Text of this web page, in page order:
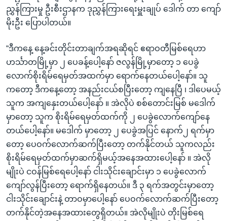
ညွှန်ကြားမှု ဦးစီးဌာနက ဒုညွှန်ကြားရေးမှူးချုပ် ဒေါက် တာ ကျော်
မိုးဦး ပြောပါတယ်။
“ဒီကနေ့ နေ့ခင်းတိုင်းတာချက်အရဆိုရင် ဧရာဝတီမြစ်ရေဟာ
ဟင်္သာတမြို့မှာ ၂ ပေခန့်ပေါ့နော် ဇလွန်မြို့မှာတော့ ၁ ပေခွဲ
လောက်စိုးရိမ်ရေမှတ်အထက်မှာ ရောက်နေတယ်ပေါ့နော်။ သူ
ကတော့ ဒီကနေ့တော့ အနည်းငယ်စပြီးတော့ ကျနေပြီ ၊ ဒါပေမယ့်
သူက အကျနှေးတယ်ပေါ့နော် ။ အဲလိုပဲ စစ်တောင်းမြစ် မဒေါက်
မှာတော့ သူက စိုးရိမ်ရေမှတ်ထက်ကို ၂ ပေခွဲလောက်ကျော်နေ
တယ်ပေါ့နော်။ မဒေါက် မှာတော့ ၂ ပေခွဲအပြင် နောက်၂ ရက်မှာ
တော့ ပေဝက်လောက်ဆက်ပြီးတော့ တက်နိုင်တယ် သူကလည်း
စိုးရိမ်ရေမှတ်ထက်မှာဆက်ရှိမယ့်အနေအထားပေါ့နော် ။ အဲလို
မျိုးပဲ ငဝန်မြစ်ရေပေါ့နော် ငါးသိုင်းချောင်းမှာ ၁ ပေခွဲလောက်
ကျော်လွန်ပြီးတော့ ရောက်ရှိနေတယ်။ ဒီ ၃ ရက်အတွင်းမှာတော့
ငါးသိုင်းချောင်းနဲ့ တာဝမှာပေါ့နော် ပေဝက်လောက်ဆက်ပြီးတော့
တက်နိုင်တဲ့အနေအထားတွေရှိတယ်။ အဲလိုမျိုးပဲ တိုးမြစ်ရေ